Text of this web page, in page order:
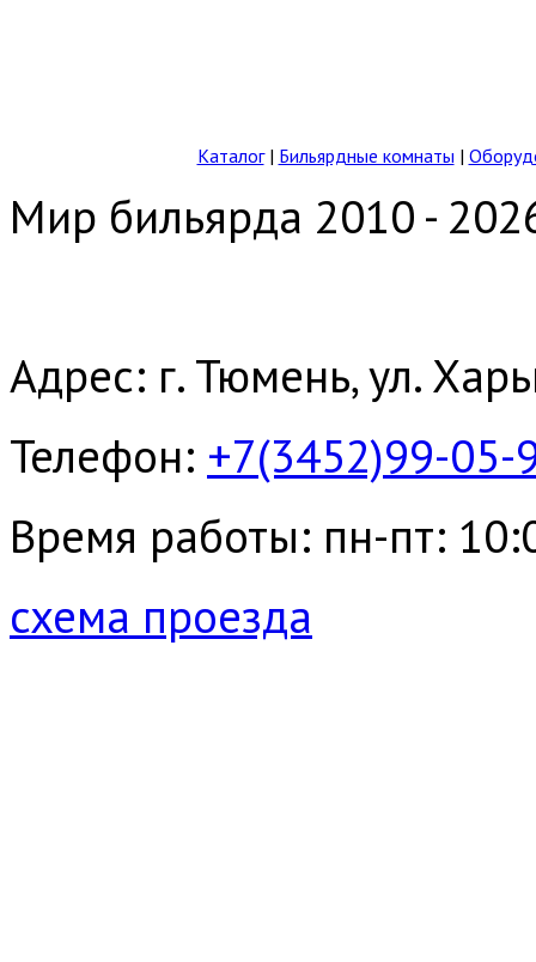
Каталог| Бильярдные комнаты |
Мир бильярда 2010 -
Адрес: г. Тюмень, ул.
Телефон: +7(3452)99-05-
Время работы: пн-пт:
схема проезда